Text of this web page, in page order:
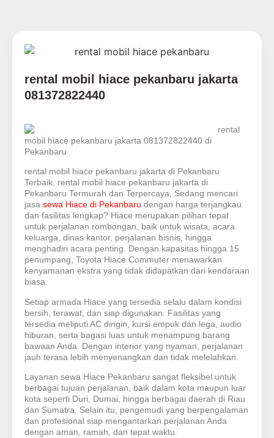
rental mobil hiace pekanbaru jakarta
081372822440
rental
mobil hiace pekanbaru jakarta 081372822440 di
Pekanbaru
rental mobil hiace pekanbaru jakarta di Pekanbaru
Terbaik, rental mobil hiace pekanbaru jakarta di
Pekanbaru Termurah dan Terpercaya, Sedang mencari
jasa sewa Hiace di Pekanbaru dengan harga terjangkau
dan fasilitas lengkap? Hiace merupakan pilihan tepat
untuk perjalanan rombongan, baik untuk wisata, acara
keluarga, dinas kantor, perjalanan bisnis, hingga
menghadiri acara penting. Dengan kapasitas hingga 15
penumpang, Toyota Hiace Commuter menawarkan
kenyamanan ekstra yang tidak didapatkan dari kendaraan
biasa.
Setiap armada Hiace yang tersedia selalu dalam kondisi
bersih, terawat, dan siap digunakan. Fasilitas yang
tersedia meliputi AC dingin, kursi empuk dan lega, audio
hiburan, serta bagasi luas untuk menampung barang
bawaan Anda. Dengan interior yang nyaman, perjalanan
jauh terasa lebih menyenangkan dan tidak melelahkan.
Layanan sewa Hiace Pekanbaru sangat fleksibel untuk
berbagai tujuan perjalanan, baik dalam kota maupun luar
kota seperti Duri, Dumai, hingga berbagai daerah di Riau
dan Sumatra. Selain itu, pengemudi yang berpengalaman
dan profesional siap mengantarkan perjalanan Anda
dengan aman, ramah, dan tepat waktu.